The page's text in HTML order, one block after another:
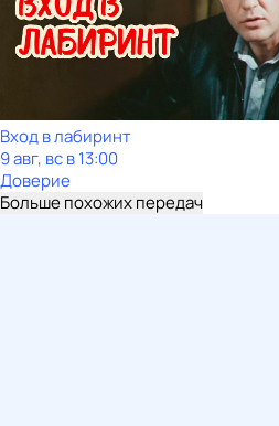
Вход в лабиринт
9 авг, вс в 13:00
Доверие
Больше похожих передач